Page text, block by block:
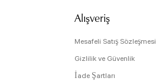
Alışveriş
Mesafeli Satış Sözleşmesi
Gizlilik ve Güvenlik
İade Şartları